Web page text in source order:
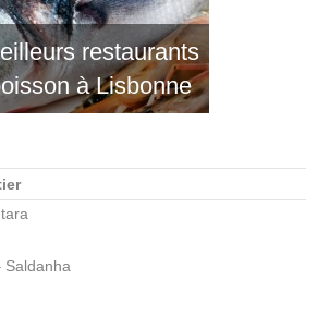
restaurants
à Lisbonne
Saldanha